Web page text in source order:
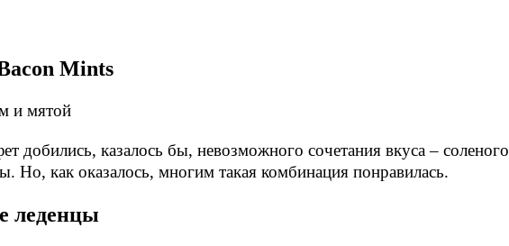
Mints
добились, казалось бы, невозможного сочетания вкуса – соленого
Но, как оказалось, многим такая комбинация понравилась.
леденцы